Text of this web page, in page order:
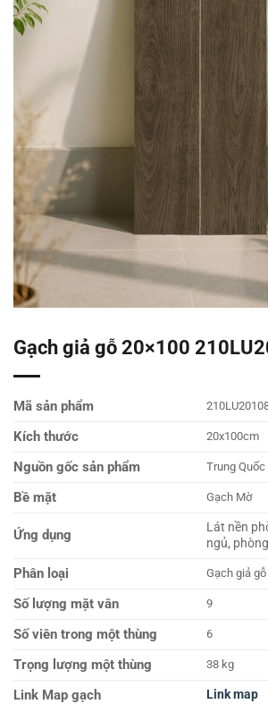
Gạch giả gỗ 20×100
Mã sản phẩm
Kích thước 20x100cm
Nguồn gốc sản phẩm Trung Quốc
Bề mặt Gạch Mờ
Ứng dụng
Lát nền
ngủ,
Phân loại Gạch giả gỗ
Số lượng mặt vân 9
Số viên trong một thùng 6
Trọng lượng một thùng 38 kg
Link Map gạch Link map